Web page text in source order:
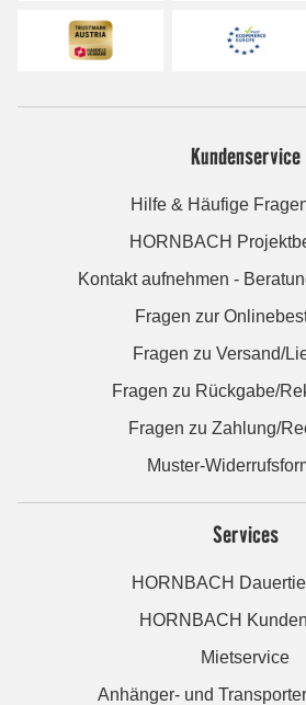
Kundenservice
Hilfe & Häufige
HORNBACH
Kontakt aufnehmen -
Fragen zur
Fragen zu Versand/
Fragen zu Rückgabe/
Fragen zu Zahlung/
Muster-
Services
HORNBACH
HORNBACH
Mietservice
Anhänger- und